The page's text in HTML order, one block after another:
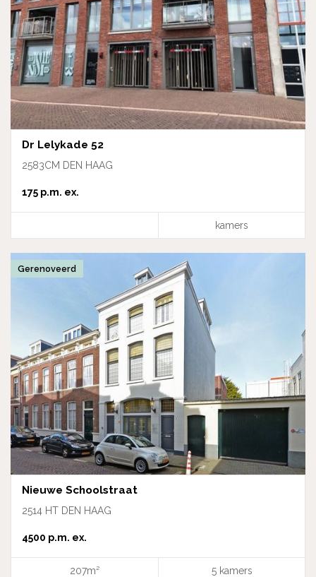
Dr Lelykade 52
2583CM DEN HAAG
175 p.m. ex.
kamers
Gerenoveerd
Nieuwe Schoolstraat
2514 HT DEN HAAG
4500 p.m. ex.
207m² 5 kamers